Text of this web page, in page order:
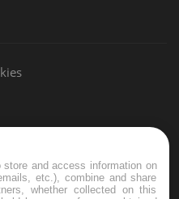
store and access information on
etc.), combine and share
whether collected on this